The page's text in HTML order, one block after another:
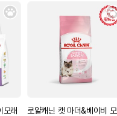
모래
로얄캐닌 캣 마더&베이비 모